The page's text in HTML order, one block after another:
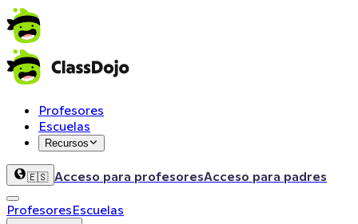
Profesores
Escuelas
Recursos
🇪🇸 Acceso para profesoresAcceso para padres
ProfesoresEscuelas